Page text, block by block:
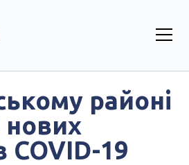
районі
нових
COVID-19